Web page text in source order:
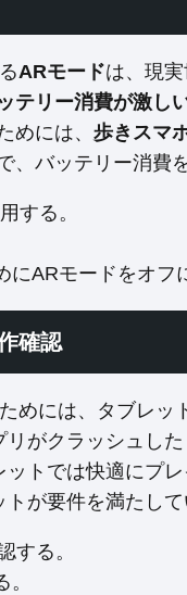
ARモードは、現
テリー消費が激し
めには、 歩きスマ
、バッテリー消費
する。
ARモードをオフ
確認
めには、タブレッ
がクラッシュし
トでは快適にプ
が要件を満たして
する。